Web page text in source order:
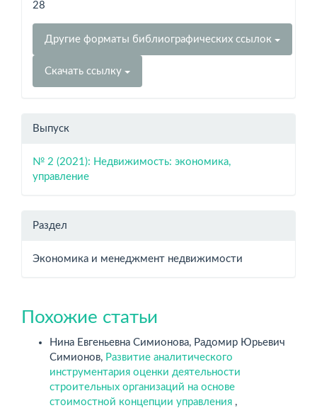
28
Другие форматы библиографических ссылок
Скачать ссылку
Выпуск
№ 2 (2021): Недвижимость: экономика,
управление
Раздел
Экономика и менеджмент недвижимости
Похожие статьи
Нина Евгеньевна Симионова, Радомир Юрьевич
Симионов, Развитие аналитического
инструментария оценки деятельности
строительных организаций на основе
стоимостной концепции управления ,